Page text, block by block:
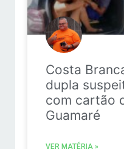
Costa
dupla
com cartão
Guamaré
VER MATÉRIA »